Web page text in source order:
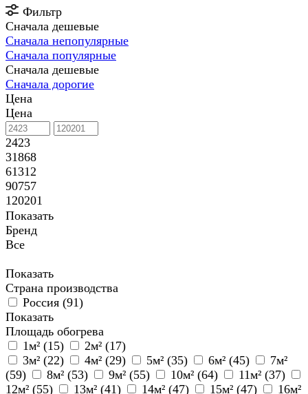
Фильтр
Сначала дешевые
Сначала непопулярные
Сначала популярные
Сначала дешевые
Сначала дорогие
Цена
Цена
2423
31868
61312
90757
120201
Показать
Бренд
Все
Показать
Страна производства
Россия (91)
Показать
Площадь обогрева
1м² (15) 2м² (17)
3м² (22) 4м² (29) 5м² (35) 6м² (45)
7м²
(59) 8м² (53) 9м² (55) 10м² (64) 11м² (37)
12м² (55) 13м² (41) 14м² (47) 15м² (47) 16м²